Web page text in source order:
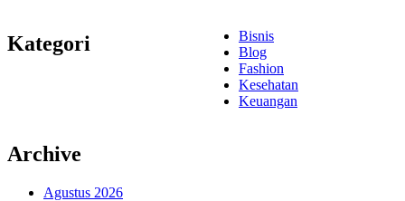
Kategori
Bisnis
Blog
Fashion
Kesehatan
Keuangan
Archive
Agustus 2026